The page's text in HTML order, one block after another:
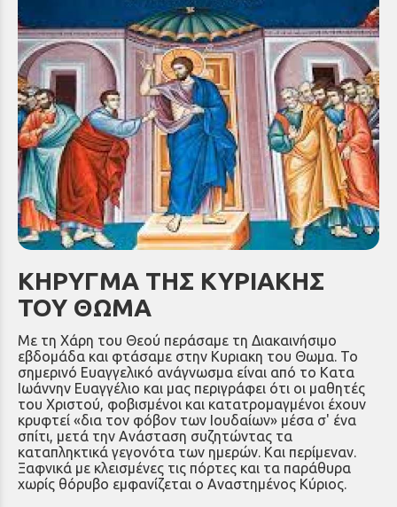
ΚΗΡΥΓΜΑ ΤΗΣ ΚΥΡΙΑΚΗΣ
ΤΟΥ ΘΩΜΑ
Με τη Χάρη του Θεού περάσαμε τη Διακαινήσιμο
εβδομάδα και φτάσαμε στην Κυριακη του Θωμα. Το
σημερινό Ευαγγελικό ανάγνωσμα είναι από το Κατα
Ιωάννην Ευαγγέλιο και μας περιγράφει ότι οι μαθητές
του Χριστού, φοβισμένοι και κατατρομαγμένοι έχουν
κρυφτεί «δια τον φόβον των Ιουδαίων» μέσα σ' ένα
σπίτι, μετά την Ανάσταση συζητώντας τα
καταπληκτικά γεγονότα των ημερών. Και περίμεναν.
Ξαφνικά με κλεισμένες τις πόρτες και τα παράθυρα
χωρίς θόρυβο εμφανίζεται ο Αναστημένος Κύριος.